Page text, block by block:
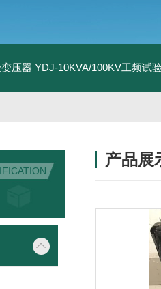
压器 YDJ-10KVA/100KV工频试
产品展